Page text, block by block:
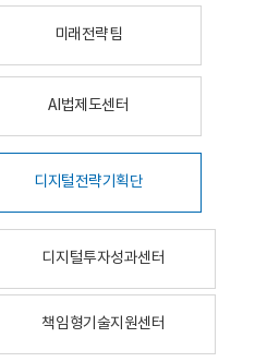
미래전략팀
AI법제도센터
디지털전략기획단
디지털투자성과센터
책임형기술지원센터